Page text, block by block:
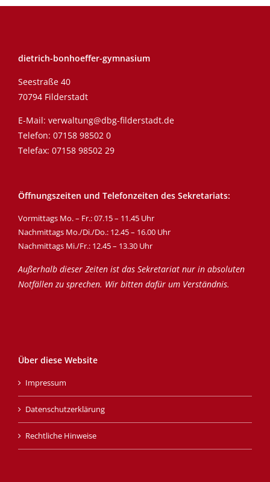
dietrich-bonhoeffer-gymnasium
Seestraße 40
70794 Filderstadt
E-Mail: verwaltung@dbg-filderstadt.de
Telefon: 07158 98502 0
Telefax: 07158 98502 29
Öffnungszeiten und Telefonzeiten des Sekretariats:
Vormittags Mo. – Fr.: 07.15 – 11.45 Uhr
Nachmittags Mo./Di./Do.: 12.45 – 16.00 Uhr
Nachmittags Mi./Fr.: 12.45 – 13.30 Uhr
Außerhalb dieser Zeiten ist das Sekretariat nur in absoluten
Notfällen zu sprechen. Wir bitten dafür um Verständnis.
Über diese Website
Impressum
Datenschutzerklärung
Rechtliche Hinweise